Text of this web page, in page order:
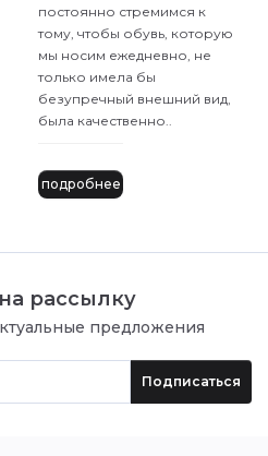
постоянно стремимся к
тому, чтобы обувь, которую
мы носим ежедневно, ​не
только имела бы
безупречный внешний вид,
была качественно..
подробнее
рассылку
предложения
Подписаться